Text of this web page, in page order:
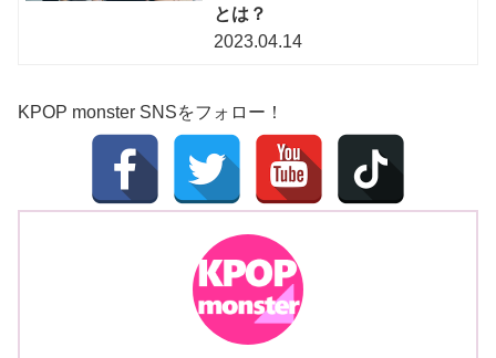
とは？
2023.04.14
KPOP monster SNSをフォロー！